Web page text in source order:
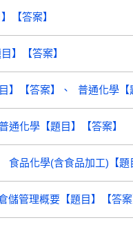
【答案】
】【答案】
】【答案】 普通化學【
通化學【題目】【答案】
食品化學(含食品加工)【題
儲管理概要【題目】【答案